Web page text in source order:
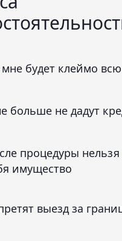
будет клеймо
больше не дадут
процедуры
имущество
выезд за